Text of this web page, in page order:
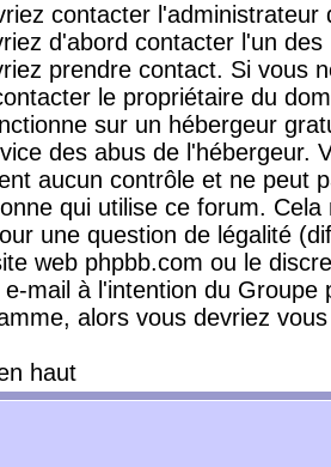
contacter
d'abord contacter l'un
prendre contact. Si vous
le propriétaire du
sur un hébergeur
des abus de l'hébergeur.
aucun contrôle et ne peut
qui utilise ce forum.
une question de légalité
web phpbb.com ou le
mail à l'intention du
alors vous devriez
haut